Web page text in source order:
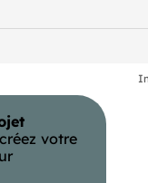
naturels,
créez votre